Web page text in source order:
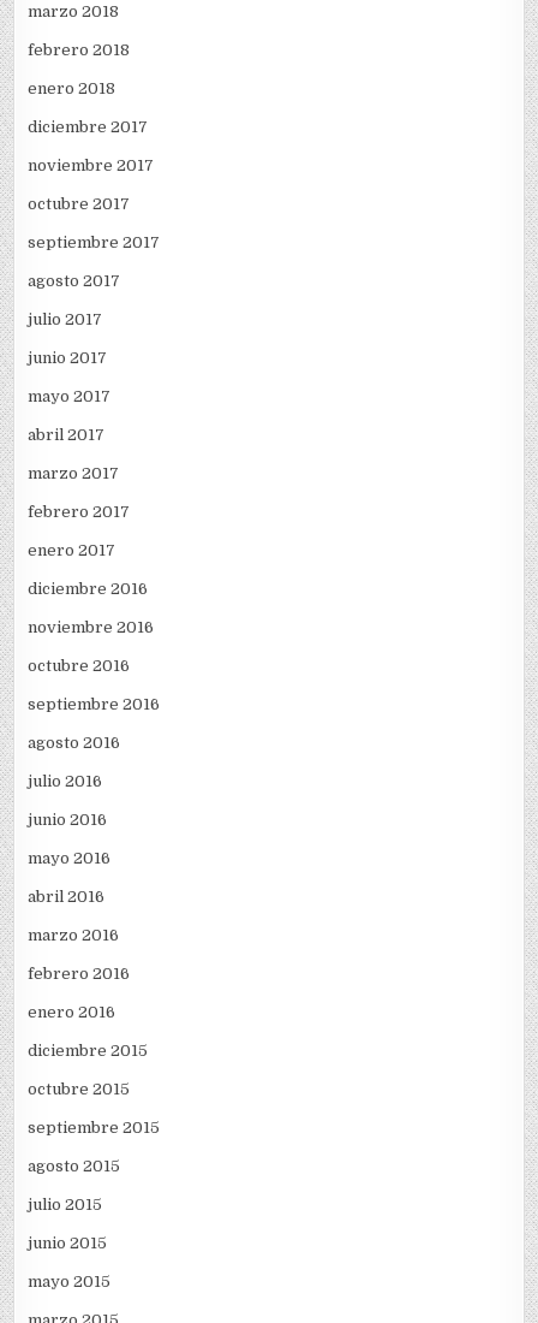
marzo 2018
febrero 2018
enero 2018
diciembre 2017
noviembre 2017
octubre 2017
septiembre 2017
agosto 2017
julio 2017
junio 2017
mayo 2017
abril 2017
marzo 2017
febrero 2017
enero 2017
diciembre 2016
noviembre 2016
octubre 2016
septiembre 2016
agosto 2016
julio 2016
junio 2016
mayo 2016
abril 2016
marzo 2016
febrero 2016
enero 2016
diciembre 2015
octubre 2015
septiembre 2015
agosto 2015
julio 2015
junio 2015
mayo 2015